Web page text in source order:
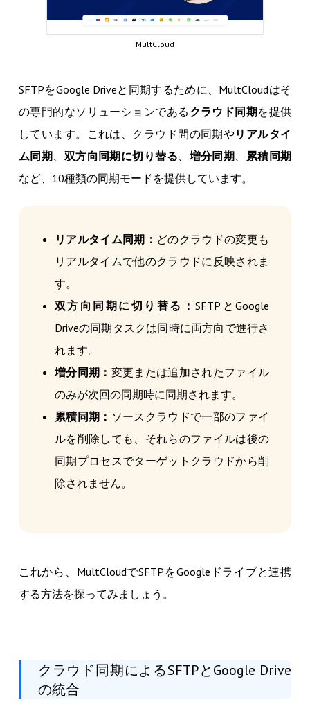
MultCloud
SFTPをGoogle Driveと同期するために、MultCloudはそ
の専門的なソリューションである クラウド同期を提供
しています。これは、クラウド間の同期やリアルタイ
ム同期
双方向同期に切り替る 増分同期
累積同期
など、10種類の同期モードを提供しています。
リアルタイム同期： どのクラウドの変更も
リアルタイムで他のクラウドに反映されま
す。
双方向同期に切り替る：SFTPとGoogle
Driveの同期タスクは同時に両方向で進行さ
れます。
増分同期： 変更または追加されたファイル
のみが次回の同期時に同期されます。
累積同期： ソースクラウドで一部のファイ
ルを削除しても、それらのファイルは後の
同期プロセスでターゲットクラウドから削
除されません。
これから、MultCloudでSFTPをGoogleドライブと連携
する方法を探ってみましょう。
クラウド同期によるSFTPとGoogle Drive
の統合